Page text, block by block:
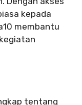
kepada
membantu
tentang